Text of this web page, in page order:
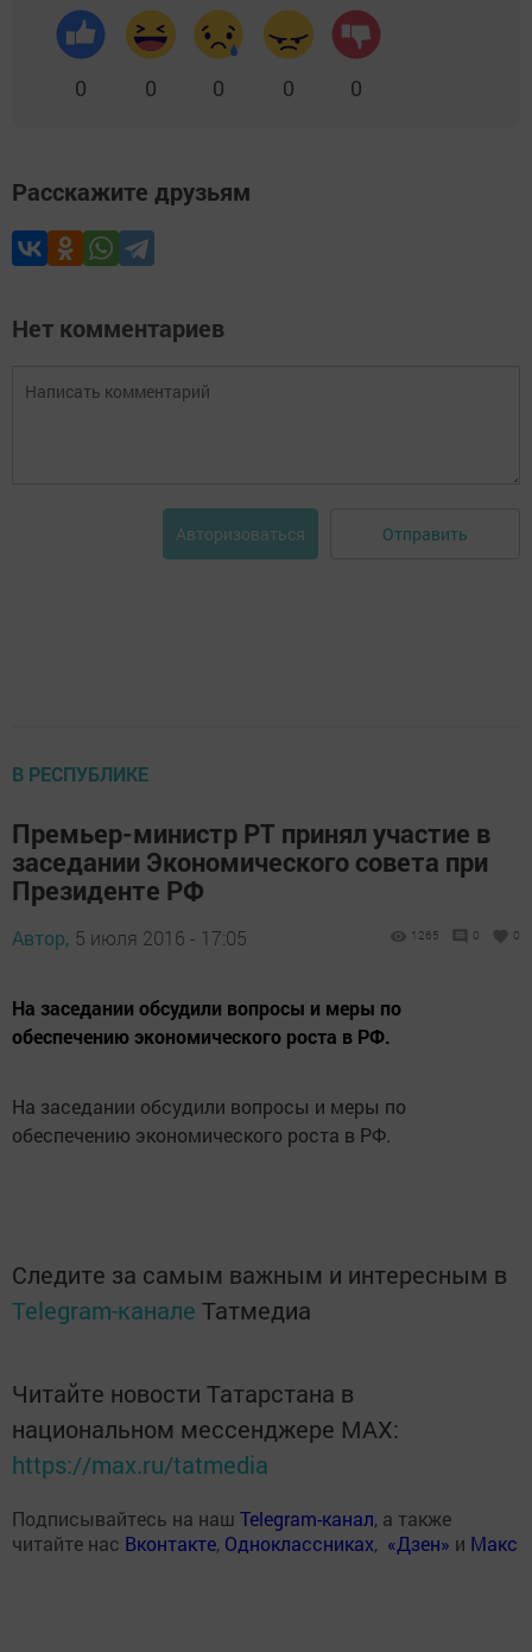
0 0 0 0 0
Расскажите друзьям
Нет комментариев
Авторизоваться Отправить
В РЕСПУБЛИКЕ
Премьер-министр РТ принял участие в
заседании Экономического совета при
Президенте РФ
Автор, 5 июля 2016 - 17:05 1265 0 0
На заседании обсудили вопросы и меры по
обеспечению экономического роста в РФ.
На заседании обсудили вопросы и меры по
обеспечению экономического роста в РФ.
Следите за самым важным и интересным в
Telegram-канале Татмедиа
Читайте новости Татарстана в
национальном мессенджере MАХ:
https://max.ru/tatmedia
Подписывайтесь на наш Telegram-канал, а также
читайте нас Вконтакте, Одноклассниках, «Дзен» и Макс